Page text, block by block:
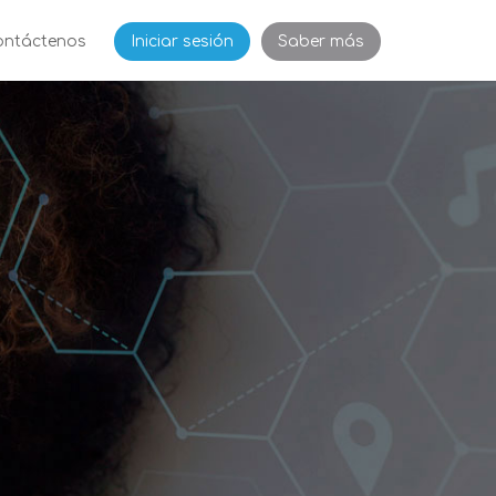
Iniciar sesión Saber más